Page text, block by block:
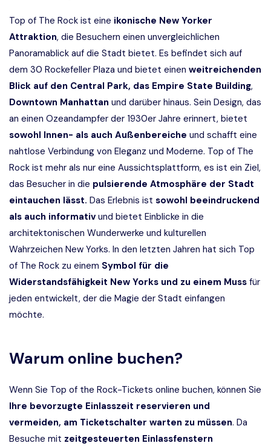
Top of The Rock ist eine ikonische New Yorker
Attraktion, die Besuchern einen unvergleichlichen
Panoramablick auf die Stadt bietet. Es befindet sich auf
dem 30 Rockefeller Plaza und bietet einen weitreichenden
Blick auf den Central Park, das Empire State Building,
Downtown Manhattan und darüber hinaus. Sein Design, das
an einen Ozeandampfer der 1930er Jahre erinnert, bietet
sowohl Innen- als auch Außenbereiche und schafft eine
nahtlose Verbindung von Eleganz und Moderne. Top of The
Rock ist mehr als nur eine Aussichtsplattform, es ist ein Ziel,
das Besucher in die pulsierende Atmosphäre der Stadt
eintauchen lässt. Das Erlebnis ist sowohl beeindruckend
als auch informativ und bietet Einblicke in die
architektonischen Wunderwerke und kulturellen
Wahrzeichen New Yorks. In den letzten Jahren hat sich Top
of The Rock zu einem Symbol für die
Widerstandsfähigkeit New Yorks und zu einem Muss für
jeden entwickelt, der die Magie der Stadt einfangen
möchte.
Warum online buchen?
Wenn Sie Top of the Rock-Tickets online buchen, können Sie
Ihre bevorzugte Einlasszeit reservieren und
vermeiden, am Ticketschalter warten zu müssen. Da
Besuche mit zeitgesteuerten Einlassfenstern